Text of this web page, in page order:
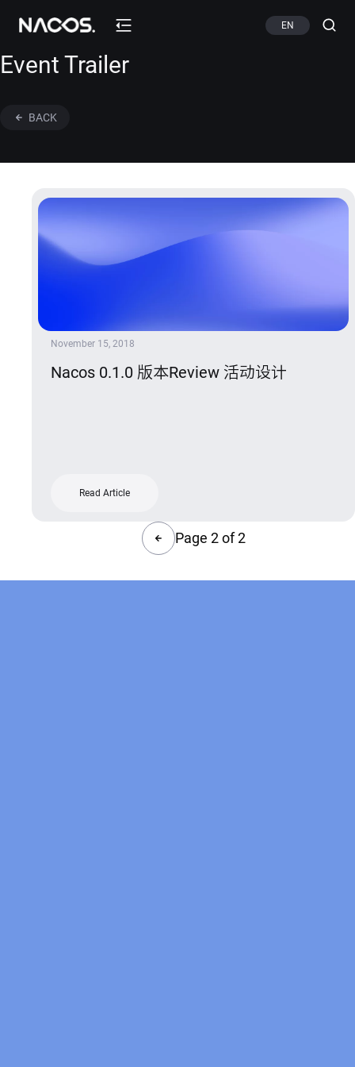
EN
Event Trailer
BACK
November 15, 2018
Nacos 0.1.0 版本Review 活动设计
Read Article
Page 2 of 2